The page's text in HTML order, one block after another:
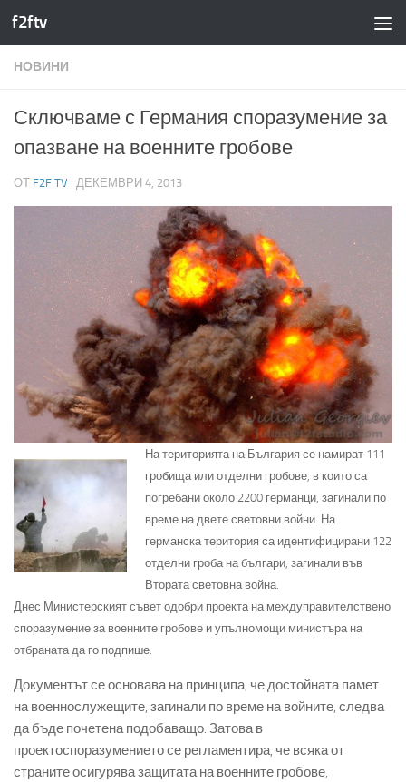
Към съдържанието
f2ftv
НОВИНИ
Сключваме с Германия споразумение за
опазване на военните гробове
ОТ F2F TV · ДЕКЕМВРИ 4, 2013
На територията на България се намират 111
гробища или отделни гробове, в които са
погребани около 2200 германци, загинали по
време на двете световни войни. На
германска територия са идентифицирани 122
отделни гроба на българи, загинали във
Втората световна война.
Днес Министерският съвет одобри проекта на междуправителствено
споразумение за военните гробове и упълномощи министъра на
отбраната да го подпише.
Документът се основава на принципа, че достойната памет
на военнослужещите, загинали по време на войните, следва
да бъде почетена подобаващо. Затова в
проектоспоразумението се регламентира, че всяка от
страните осигурява защитата на военните гробове,